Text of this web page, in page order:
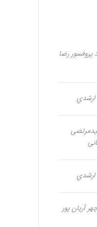
پروفسور رضا
ارشدي
ارشدي
آریان پور